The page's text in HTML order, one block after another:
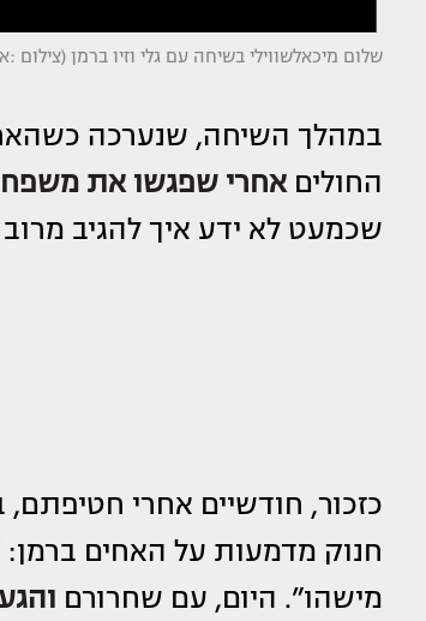
שלום מיכאלשווילי בשיחה עם גלי וזיו ברמן (צילום
במהלך השיחה, שנערכה
החוליםאחרי שפגשו את
שכמעט לא ידע איך להגיב
כזכור, חודשיים אחרי חטיפתם,
מישהו”. היום, עם שחרורם